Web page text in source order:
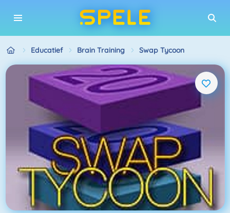
Educatief Brain Training Swap Tycoon